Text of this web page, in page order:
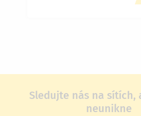
Sledujte nás na sítích,
neunikne